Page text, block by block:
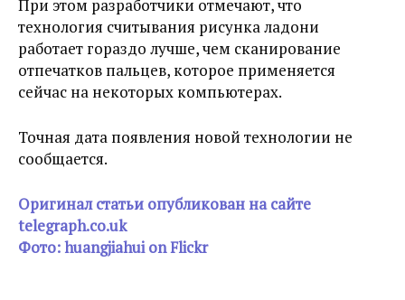
При этом разработчики отмечают, что
технология считывания рисунка ладони
работает гораздо лучше, чем сканирование
отпечатков пальцев, которое применяется
сейчас на некоторых компьютерах.
Точная дата появления новой технологии не
сообщается.
Оригинал статьи опубликован на сайте
telegraph.co.uk
Фото: huangjiahui on Flickr